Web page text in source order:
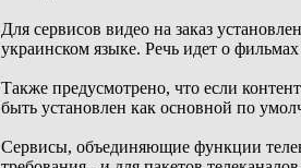
Для сервисов видео на заказ
украинском языке. Речь идет о
Также предусмотрено, что если
быть установлен как основной по
Сервисы, объединяющие функции